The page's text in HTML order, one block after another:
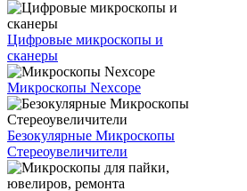
Цифровые микроскопы и
сканеры
Микроскопы Nexcope
Безокулярные Микроскопы
Стереоувеличители